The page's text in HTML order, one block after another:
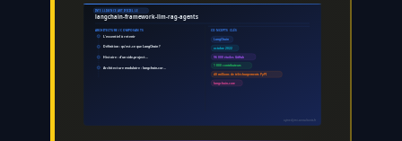
INTELLIGENCE ARTIFICIELLE
langchain-framework-llm-rag-agents
ARCHITECTURE / COMPOSANTS
L'essentiel à retenir
Définition : qu'est-ce que LangChain ?
Histoire : d'un side-project…
Architecture modulaire : langchain-cor…
CONCEPTS CLÉS
LangChain
octobre 2022
96 000 étoiles GitHub
1 800 contributeurs
40 millions de téléchargements PyPI
langchain-core
ayinedjimi-consultants.fr